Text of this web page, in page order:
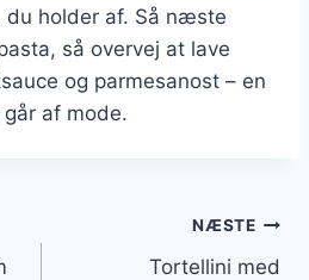
du holder af. Så næste
så overvej at lave
og parmesanost – en
af mode.
NÆSTE
Tortellini med